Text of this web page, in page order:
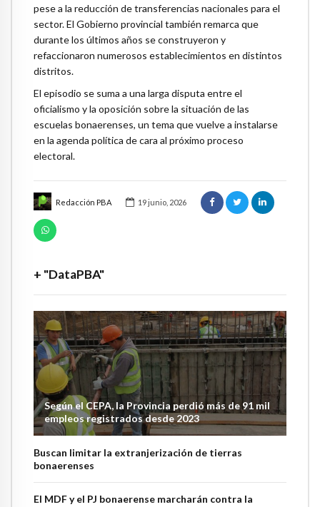
Redacción PBA 19 junio, 2026
+ "DataPBA"
Según el CEPA, la Provincia perdió más de 91 mil
empleos registrados desde 2023
Buscan limitar la extranjerización de tierras
bonaerenses
El MDF y el PJ bonaerense marcharán contra la
pese a la reducción de transferencias nacionales para el
sector. El Gobierno provincial también remarca que
durante los últimos años se construyeron y
refaccionaron numerosos establecimientos en distintos
distritos.
El episodio se suma a una larga disputa entre el
oficialismo y la oposición sobre la situación de las
escuelas bonaerenses, un tema que vuelve a instalarse
en la agenda política de cara al próximo proceso
electoral.